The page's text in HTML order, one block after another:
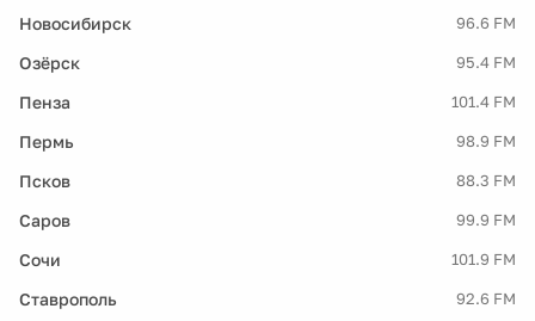
Новосибирск 96.6 FM
Озёрск 95.4 FM
Пенза 101.4 FM
Пермь 98.9 FM
Псков 88.3 FM
Саров 99.9 FM
Сочи 101.9 FM
Ставрополь 92.6 FM